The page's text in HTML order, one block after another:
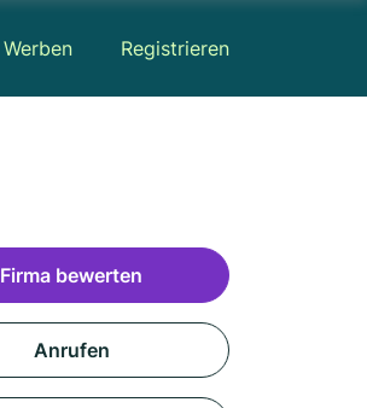
Werben Registrieren
Firma bewerten
Anrufen